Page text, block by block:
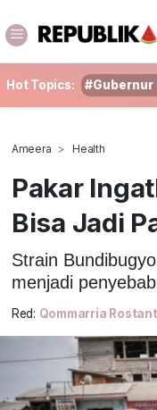
Hot Topics: #Gubernur
Ameera Health
Pakar
Bisa Jadi
Strain
menjadi
Red: Qommarria